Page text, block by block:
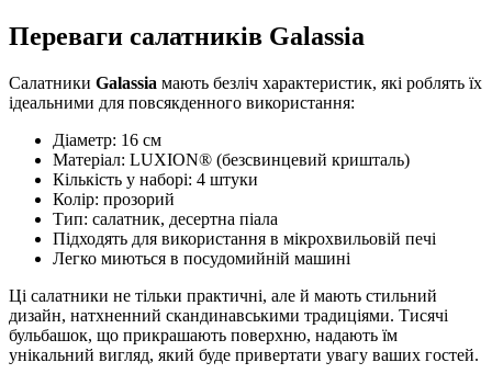
Переваги салатників Galassia
Салатники Galassia мають безліч характеристик, які роблять їх
ідеальними для повсякденного використання:
Діаметр: 16 см
Матеріал: LUXION® (безсвинцевий кришталь)
Кількість у наборі: 4 штуки
Колір: прозорий
Тип: салатник, десертна піала
Підходять для використання в мікрохвильовій печі
Легко миються в посудомийній машині
Ці салатники не тільки практичні, але й мають стильний
дизайн, натхненний скандинавськими традиціями. Тисячі
бульбашок, що прикрашають поверхню, надають їм
унікальний вигляд, який буде привертати увагу ваших гостей.